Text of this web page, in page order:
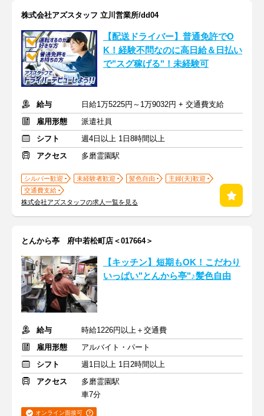
株式会社アズスタッフ 立川営業所/dd04
【配送ドライバー】普通免許でO
K！経験不問なのに高日給＆日払い
で"スグ稼げる"！未経験可
給与
日給1万5225円～1万9032円 + 交通費支給
雇用形態
派遣社員
シフト
週4日以上 1日8時間以上
アクセス
多磨霊園駅
シルバー歓迎 未経験者歓迎 髪色自由
主婦(夫)歓迎
交通費支給
株式会社アズスタッフの求人一覧を見る
とんから亭 府中若松町店＜017664＞
【キッチン】短期もOK！こだわり
いっぱい"とんから亭"♪髪色自由
給与
時給1226円以上＋交通費
雇用形態
アルバイト・パート
シフト
週1日以上 1日2時間以上
アクセス
多磨霊園駅
車7分
オンライン面接可